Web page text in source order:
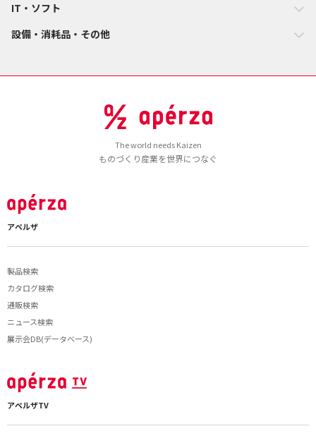
IT・ソフト
設備・消耗品・その他
The world needs Kaizen
ものづくり産業を世界につなぐ
アペルザ
製品検索
カタログ検索
通販検索
ニュース検索
展示会DB(データベース)
アペルザTV